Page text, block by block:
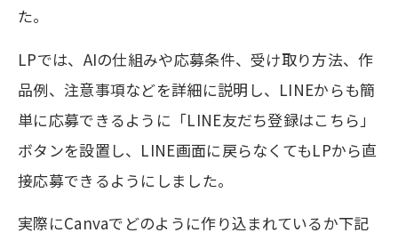
た。
LPでは、AIの仕組みや応募条件、受け取り方法、作
品例、注意事項などを詳細に説明し、LINEからも簡
単に応募できるように「LINE友だち登録はこちら」
ボタンを設置し、LINE画面に戻らなくてもLPから直
接応募できるようにしました。
実際にCanvaでどのように作り込まれているか下記